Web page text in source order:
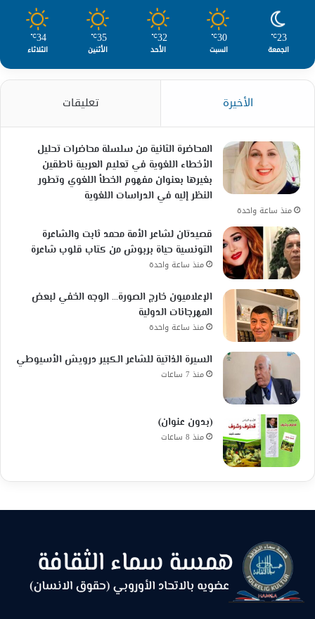
23
℃
الجمعة
30
℃
السبت
32
℃
الأحد
35
℃
الأثنين
34
℃
الثلاثاء
الأخيرة تعليقات
المحاضرة الثانية من سلسلة محاضرات تحليل
الأخطاء اللغوية في تعليم العربية ناطقين
بغيرها بعنوان مفهوم الخطأ اللغوي وتطور
النظر إليه في الدراسات اللغوية
منذ ساعة واحدة
قصيدتان لشاعر الأمة محمد ثابت والشاعرة
التونسية حياة بربوش من كتاب قلوب شاعرة
منذ ساعة واحدة
الإعلاميون خارج الصورة… الوجه الخفي لبعض
المهرجانات الدولية
منذ ساعة واحدة
السيرة الذاتية للشاعر الكبير درويش الأسيوطي
منذ 7 ساعات
(بدون عنوان)
منذ 8 ساعات